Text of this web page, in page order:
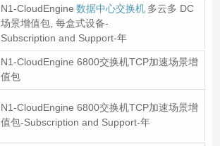
N1-CloudEngine 数据中心交换机 多云多 DC
场景增值包, 每盒式设备-
Subscription and Support-年
N1-CloudEngine 6800交换机TCP加速场景增
值包
N1-CloudEngine 6800交换机TCP加速场景增
值包-Subscription and Support-年